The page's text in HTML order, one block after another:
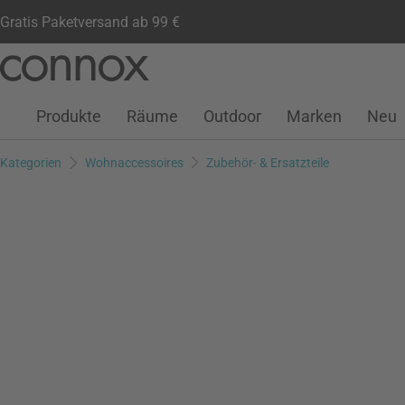
Gratis Paketversand ab 99 €
Seiteninhalt
Suchfeld
Kundenkonto
Wunschliste
Warenkorb
Produkte Räume Outdoor Marken Neu
Kategorien Wohnaccessoires Zubehör- & Ersatzteile